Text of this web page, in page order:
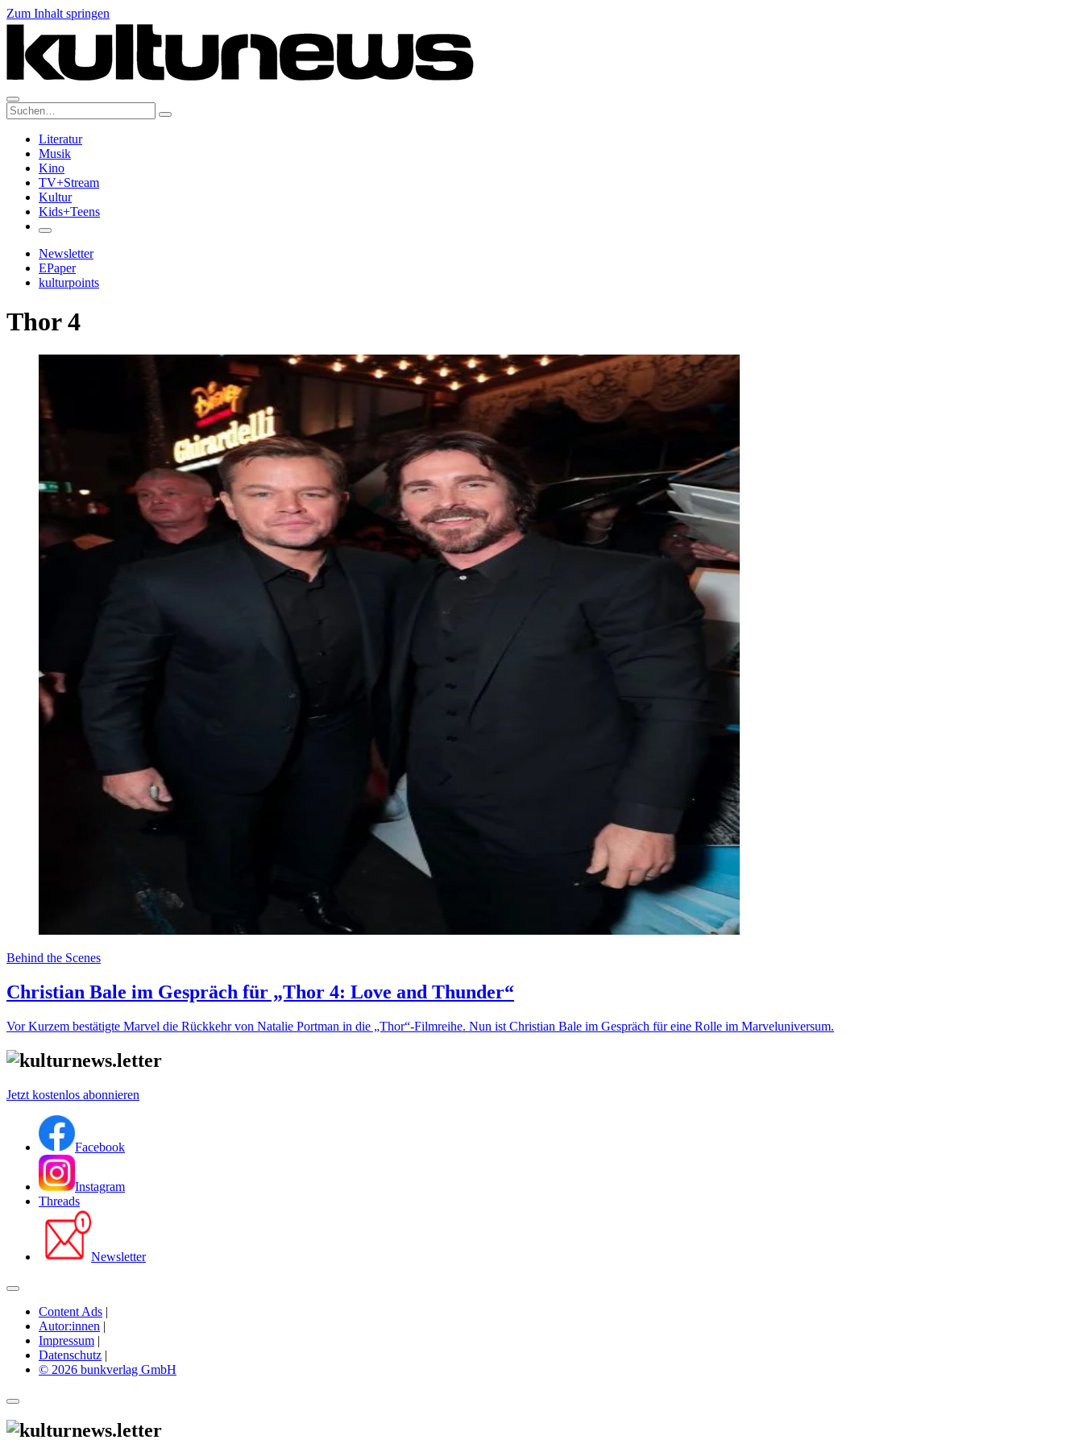
Zum Inhalt springen
Suche:
Literatur
Musik
Kino
TV+Stream
Kultur
Kids+Teens
Newsletter
EPaper
kulturpoints
Thor 4
Behind the Scenes
Christian Bale im Gespräch für „Thor 4: Love and Thunder“
Vor Kurzem bestätigte Marvel die Rückkehr von Natalie Portman in die „Thor“-Filmreihe. Nun ist Christian Bale im Gespräch für eine Rolle im Marveluniversum.
Jetzt kostenlos abonnieren
Facebook
Instagram
Threads
Newsletter
Content Ads |
Autor:innen |
Impressum |
Datenschutz |
© 2026 bunkverlag GmbH